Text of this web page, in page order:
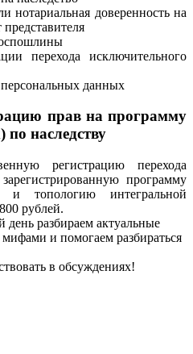
нотариальная доверенность на
представителя
перехода исключительного
данных
прав на программу
наследству
регистрацию перехода
программу
топологию интегральной
рублей.
разбираем актуальные
и помогаем разбираться
в обсуждениях!